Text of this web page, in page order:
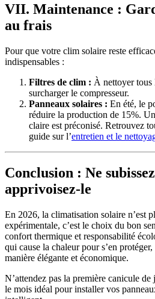
VII. Maintenance :
au frais
Pour que votre clim solaire reste
indispensables :
Filtres de clim : À nettoyer tous
surcharger le compresseur.
Panneaux solaires : En été, le
réduire la production de 15%.
claire est préconisé. Retrouvez
guide sur l’entretien et le
Conclusion : Ne
apprivoisez-le
En 2026, la climatisation solaire n’est
expérimentale, c’est le choix du bon
confort thermique et responsabilité
qui cause la chaleur pour s’en
manière élégante et économique.
N’attendez pas la première canicule
le mois idéal pour installer vos